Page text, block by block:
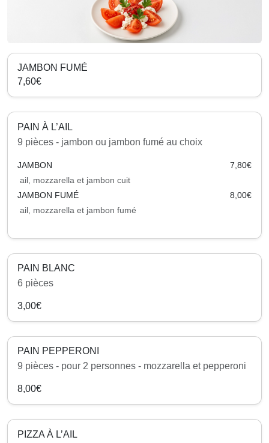
JAMBON FUMÉ
7,60€
PAIN À L’AIL
9 pièces - jambon ou jambon fumé au choix
JAMBON
7,80€
ail, mozzarella et jambon cuit
JAMBON FUMÉ
8,00€
ail, mozzarella et jambon fumé
PAIN BLANC
6 pièces
3,00€
PAIN PEPPERONI
9 pièces - pour 2 personnes - mozzarella et pepperoni
8,00€
PIZZA À L’AIL